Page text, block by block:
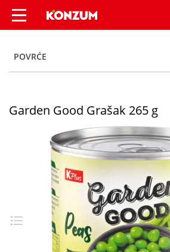
Garden Good Grašak
POVRĆE
Garden Good Grašak 265 g